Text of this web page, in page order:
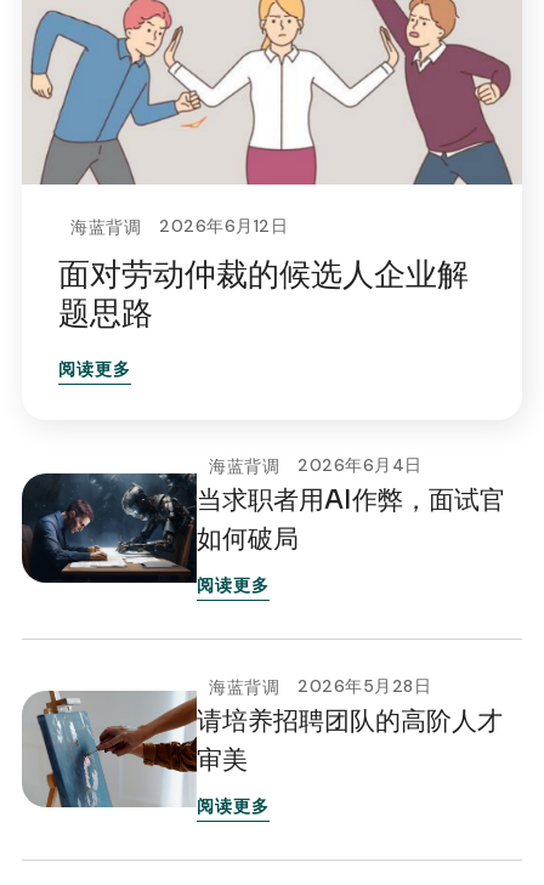
海蓝背调 2026年6月12日
面对劳动仲裁的候选人企业解
题思路
阅读更多
海蓝背调 2026年6月4日
当求职者用AI作弊，面试官
如何破局
阅读更多
海蓝背调 2026年5月28日
请培养招聘团队的高阶人才
审美
阅读更多